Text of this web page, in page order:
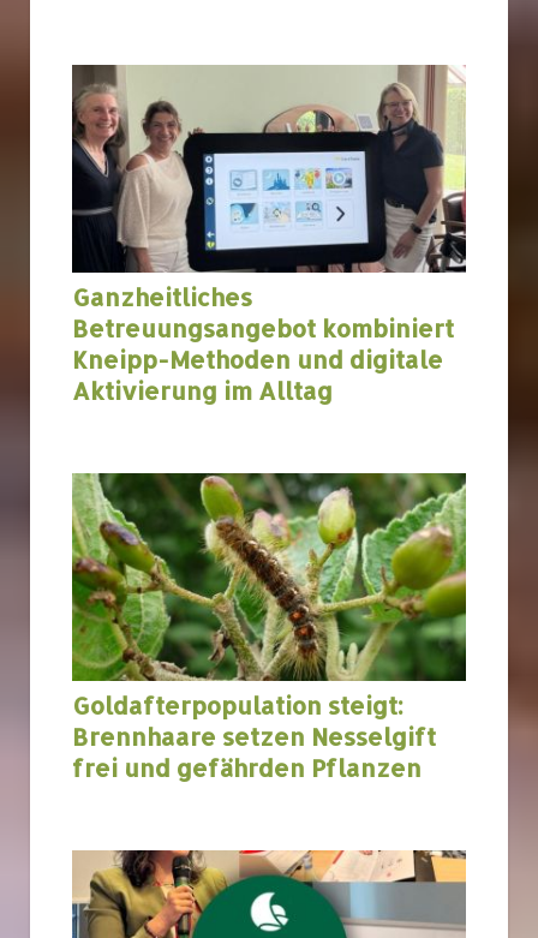
Ganzheitliches
Betreuungsangebot kombiniert
Kneipp-Methoden und digitale
Aktivierung im Alltag
Goldafterpopulation steigt:
Brennhaare setzen Nesselgift
frei und gefährden Pflanzen